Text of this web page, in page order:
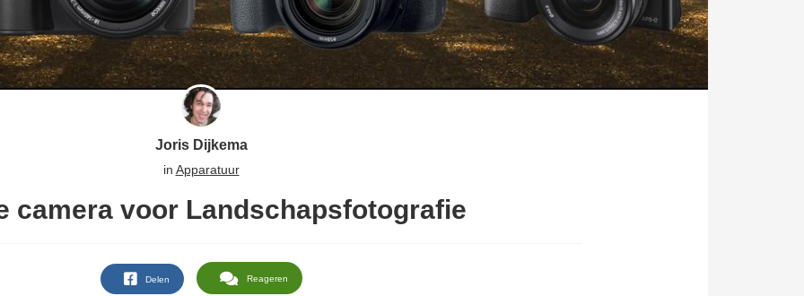
Joris Dijkema
in Apparatuur
camera voor Landschapsfotografie
Delen Reageren